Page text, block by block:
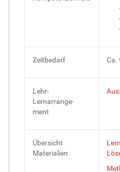
Zeitbedarf Ca.
Lehr-
Lernarrange-
ment
Übersicht
Materialien